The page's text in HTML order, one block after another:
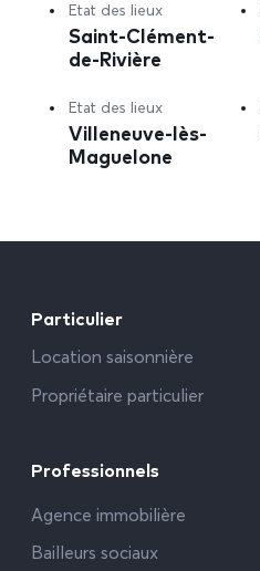
Etat des lieux
Saint-Clément-
de-Rivière
Etat des lieux
Villeneuve-lès-
Maguelone
Particulier
Location saisonnière
Propriétaire particulier
Professionnels
Agence immobilière
Bailleurs sociaux